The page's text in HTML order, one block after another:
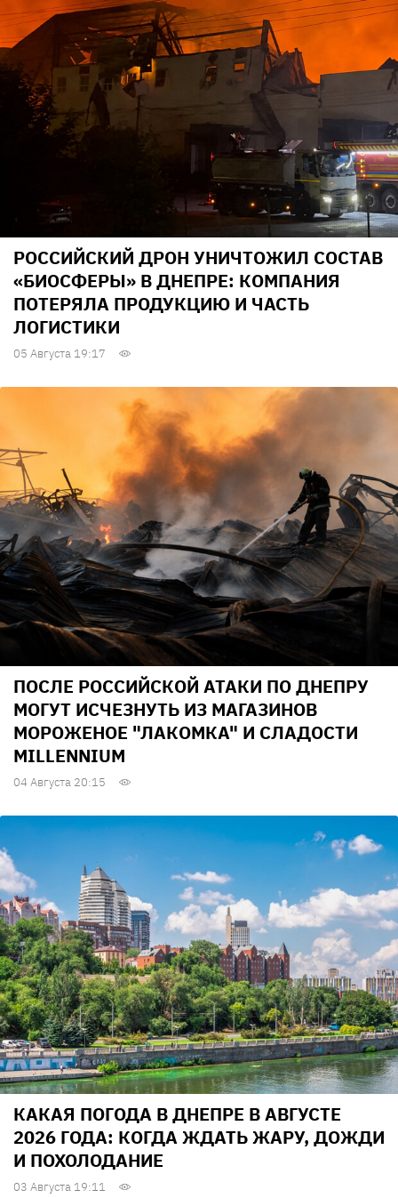
РОССИЙСКИЙ ДРОН УНИЧТОЖИЛ СОСТАВ
«БИОСФЕРЫ» В ДНЕПРЕ: КОМПАНИЯ
ПОТЕРЯЛА ПРОДУКЦИЮ И ЧАСТЬ
ЛОГИСТИКИ
05 Августа 19:17
ПОСЛЕ РОССИЙСКОЙ АТАКИ ПО ДНЕПРУ
МОГУТ ИСЧЕЗНУТЬ ИЗ МАГАЗИНОВ
МОРОЖЕНОЕ "ЛАКОМКА" И СЛАДОСТИ
MILLENNIUM
04 Августа 20:15
КАКАЯ ПОГОДА В ДНЕПРЕ В АВГУСТЕ
2026 ГОДА: КОГДА ЖДАТЬ ЖАРУ, ДОЖДИ
И ПОХОЛОДАНИЕ
03 Августа 19:11